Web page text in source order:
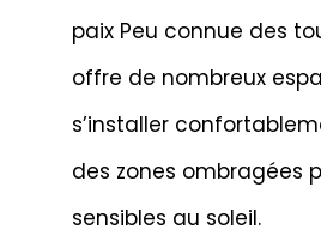
paix Peu connue des
offre de nombreux
s’installer
des zones ombragées
sensibles au soleil.